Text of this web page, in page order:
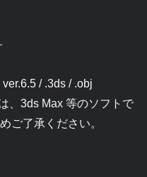
/ .3ds / .obj
、3ds Max 等のソフトで
ご了承ください。